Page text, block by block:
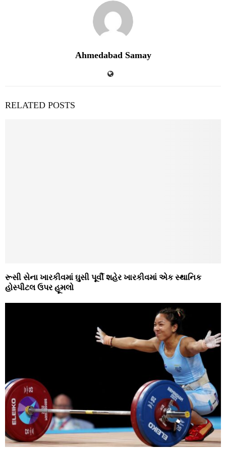
Ahmedabad Samay
RELATED POSTS
રૂસી સેના ખારકીવમાં ઘુસી પૂર્વી શહેર ખારકીવમાં એક સ્‍થાનિક
હોસ્‍પીટલ ઉપર હૂમલો